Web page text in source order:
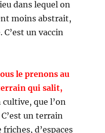
dans lequel on
moins abstrait,
un vaccin
le prenons au
qui salit,
cultive, que l’on
un terrain
d’espaces